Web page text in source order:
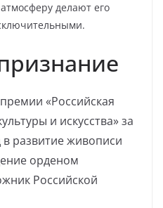
делают его
«Российская
и искусства» за
развитие живописи
орденом
Российской